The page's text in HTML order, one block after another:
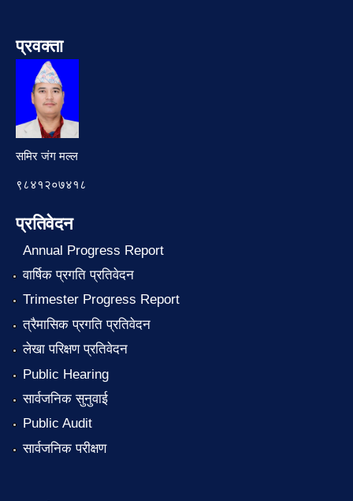
प्रवक्ता
समिर जंग मल्ल
९८४१२०७४१८
प्रतिवेदन
Annual Progress Report
वार्षिक प्रगति प्रतिवेदन
Trimester Progress Report
त्रैमासिक प्रगति प्रतिवेदन
लेखा परिक्षण प्रतिवेदन
Public Hearing
सार्वजनिक सुनुवाई
Public Audit
सार्वजनिक परीक्षण